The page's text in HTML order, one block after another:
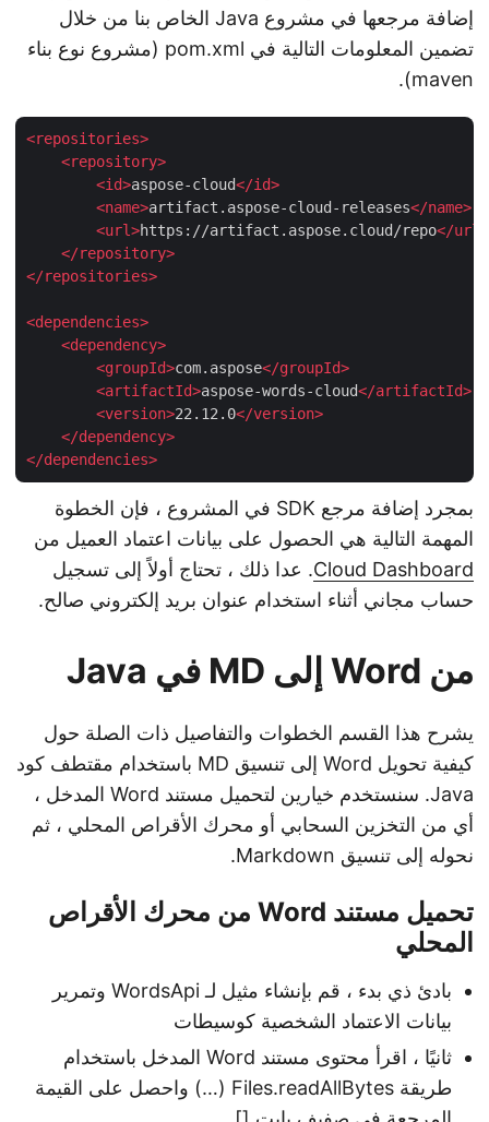
إضافة مرجعها في مشروع Java الخاص بنا من خلال
تضمين المعلومات التالية في pom.xml (مشروع نوع بناء
maven).
<repositories
<repository
<id>aspose-cloud</id
<name>artifact.aspose-cloud-releases</name
<url>https://artifact.aspose.cloud/repo</
</repository
</repositories
<dependencies
<dependency
<groupId>com.aspose</groupId
<artifactId>aspose-words-cloud</artifactId
<version>22.12.0</version
</dependency
</dependencies
بمجرد إضافة مرجع SDK في المشروع ، فإن الخطوة
المهمة التالية هي الحصول على بيانات اعتماد العميل من
Cloud Dashboard. عدا ذلك ، تحتاج أولاً إلى تسجيل
حساب مجاني أثناء استخدام عنوان بريد إلكتروني صالح.
من Word إلى MD في Java
يشرح هذا القسم الخطوات والتفاصيل ذات الصلة حول
كيفية تحويل Word إلى تنسيق MD باستخدام مقتطف كود
Java. سنستخدم خيارين لتحميل مستند Word المدخل ،
أي من التخزين السحابي أو محرك الأقراص المحلي ، ثم
نحوله إلى تنسيق Markdown.
تحميل مستند Word من محرك الأقراص
المحلي
بادئ ذي بدء ، قم بإنشاء مثيل لـ WordsApi وتمرير
بيانات الاعتماد الشخصية كوسيطات
ثانيًا ، اقرأ محتوى مستند Word المدخل باستخدام
طريقة Files.readAllBytes (…) واحصل على القيمة